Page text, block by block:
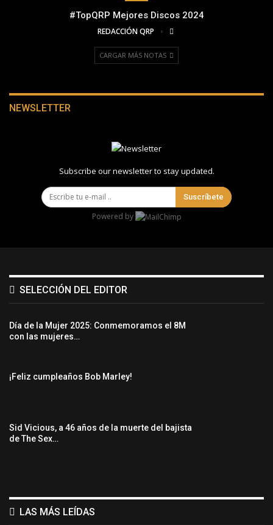
#TopQRP Mejores Discos 2024
REDACCIÓN QRP
CARGAR MÁS NOTAS
NEWSLETTER
Subscribe our newsletter to stay updated.
Suscríbete
Powered by
SELECCIÓN DEL EDITOR
Día de la Mujer 2025: Conmemoramos el 8M
con las mujeres…
¡Feliz cumpleaños Bob Marley!
Sid Vicious, a 46 años de la muerte del bajista
de The Sex…
LAS MÁS LEÍDAS